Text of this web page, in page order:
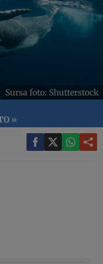
Sursa foto: Shutterstock
»